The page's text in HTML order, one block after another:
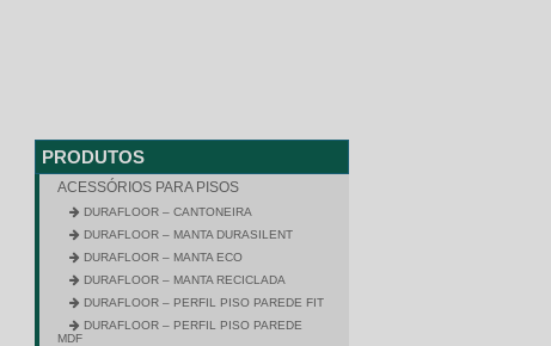
PRODUTOS
ACESSÓRIOS PARA PISOS
DURAFLOOR – CANTONEIRA
DURAFLOOR – MANTA DURASILENT
DURAFLOOR – MANTA ECO
DURAFLOOR – MANTA RECICLADA
DURAFLOOR – PERFIL PISO PAREDE FIT
DURAFLOOR – PERFIL PISO PAREDE
MDF